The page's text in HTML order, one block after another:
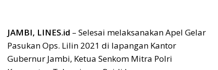
JAMBI, LINES.id – Selesai melaksanakan Apel Gelar
Pasukan Ops. Lilin 2021 di lapangan Kantor
Gubernur Jambi, Ketua Senkom Mitra Polri